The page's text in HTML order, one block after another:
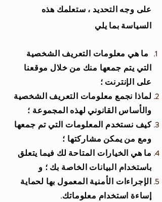
على وجه التحديد ، ستعلمك هذه
السياسة بما يلي
ما هي معلومات التعريف الشخصية
التي يتم جمعها منك من خلال موقعنا
على الإنترنت ؛
لماذا نجمع معلومات التعريف الشخصية
والأساس القانوني لهذه المجموعة ؛
كيف نستخدم المعلومات التي تم جمعها
ومع من يمكن مشاركتها ؛
ما هي الخيارات المتاحة لك فيما يتعلق
باستخدام البيانات الخاصة بك ؛ و
الإجراءات الأمنية المعمول بها لحماية
إساءة استخدام معلوماتك.